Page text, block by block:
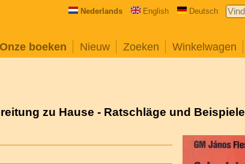
Nederlands English Deutsch
Onze boeken Nieuw Zoeken Winkelwagen
zu Hause - Ratschläge und Beispiele